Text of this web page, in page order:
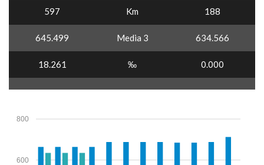
597 Km 188
645.499 Media 3 634.566
18.261 ‰ 0.000
600
800